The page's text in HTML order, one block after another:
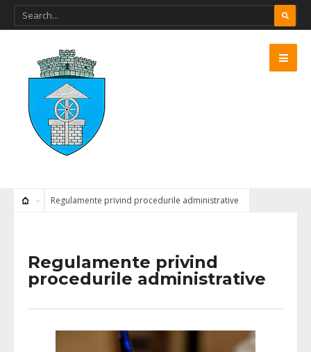
Regulamente privind procedurile administrative
Regulamente privind
procedurile administrative